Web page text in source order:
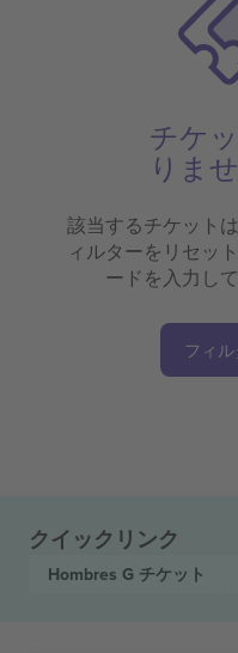
チケ
りま
該当するチケット
ィルターをリセッ
ードを入力し
フィ
クイックリンク
Hombres G チケット